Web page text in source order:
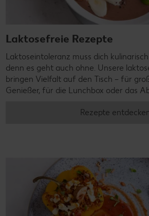
Laktosefreie Rezepte
Laktoseintoleranz muss dich
denn es geht auch ohne. Unsere
bringen Vielfalt auf den Tisch – für
Genießer, für die Lunchbox oder das
Rezepte